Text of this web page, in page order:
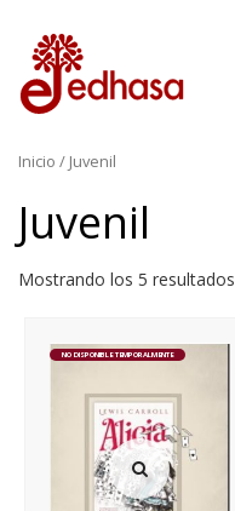
Inicio / Juvenil
Juvenil
Mostrando los 5 resultados
NO DISPONIBLE TEMPORALMENTE